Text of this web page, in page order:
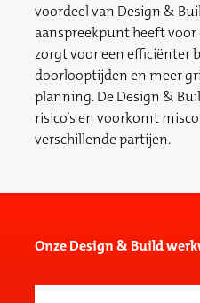
voordeel van Design &
aanspreekpunt heeft
zorgt voor een efficiënter
doorlooptijden en meer
planning. De Design &
risico’s en voorkomt
verschillende partijen.
Onze Design & Build